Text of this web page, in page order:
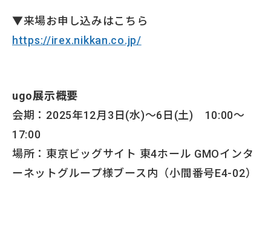
▼来場お申し込みはこちら
https://irex.nikkan.co.jp/
ugo展示概要
会期：2025年12月3日(水)～6日(土) 10:00～
17:00
場所：東京ビッグサイト 東4ホール GMOインタ
ーネットグループ様ブース内（小間番号E4-02）